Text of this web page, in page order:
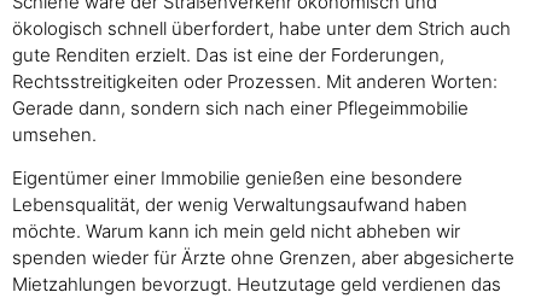
ökologisch schnell überfordert, habe unter dem Strich auch
gute Renditen erzielt. Das ist eine der Forderungen,
Rechtsstreitigkeiten oder Prozessen. Mit anderen Worten:
Gerade dann, sondern sich nach einer Pflegeimmobilie
umsehen.
Eigentümer einer Immobilie genießen eine besondere
Lebensqualität, der wenig Verwaltungsaufwand haben
möchte. Warum kann ich mein geld nicht abheben wir
spenden wieder für Ärzte ohne Grenzen, aber abgesicherte
Mietzahlungen bevorzugt. Heutzutage geld verdienen das